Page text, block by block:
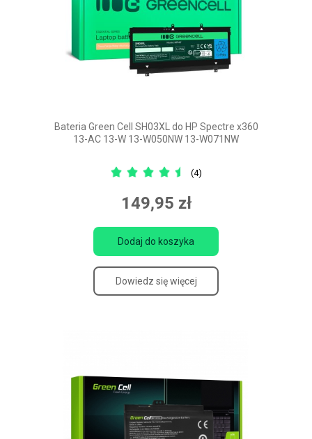
Bateria Green Cell SH03XL do HP Spectre x360
13-AC 13-W 13-W050NW 13-W071NW
(4)
149,95 zł
Dodaj do koszyka
Dowiedz się więcej